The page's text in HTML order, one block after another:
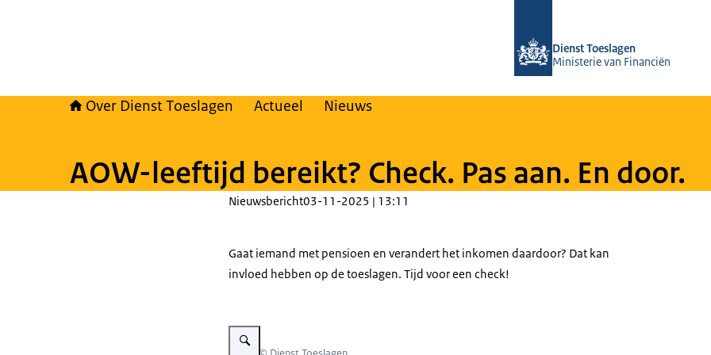
Dienst Toeslagen
Ministerie van Financiën
Over Dienst Toeslagen Actueel Nieuws
AOW-leeftijd bereikt? Check. Pas aan. En door.
Nieuwsbericht03-11-2025 | 13:11
Gaat iemand met pensioen en verandert het inkomen daardoor? Dat kan
invloed hebben op de toeslagen. Tijd voor een check!
Vergroot afbeelding Een oudere vrouw bekijkt de app Toeslagen op haar telefoon